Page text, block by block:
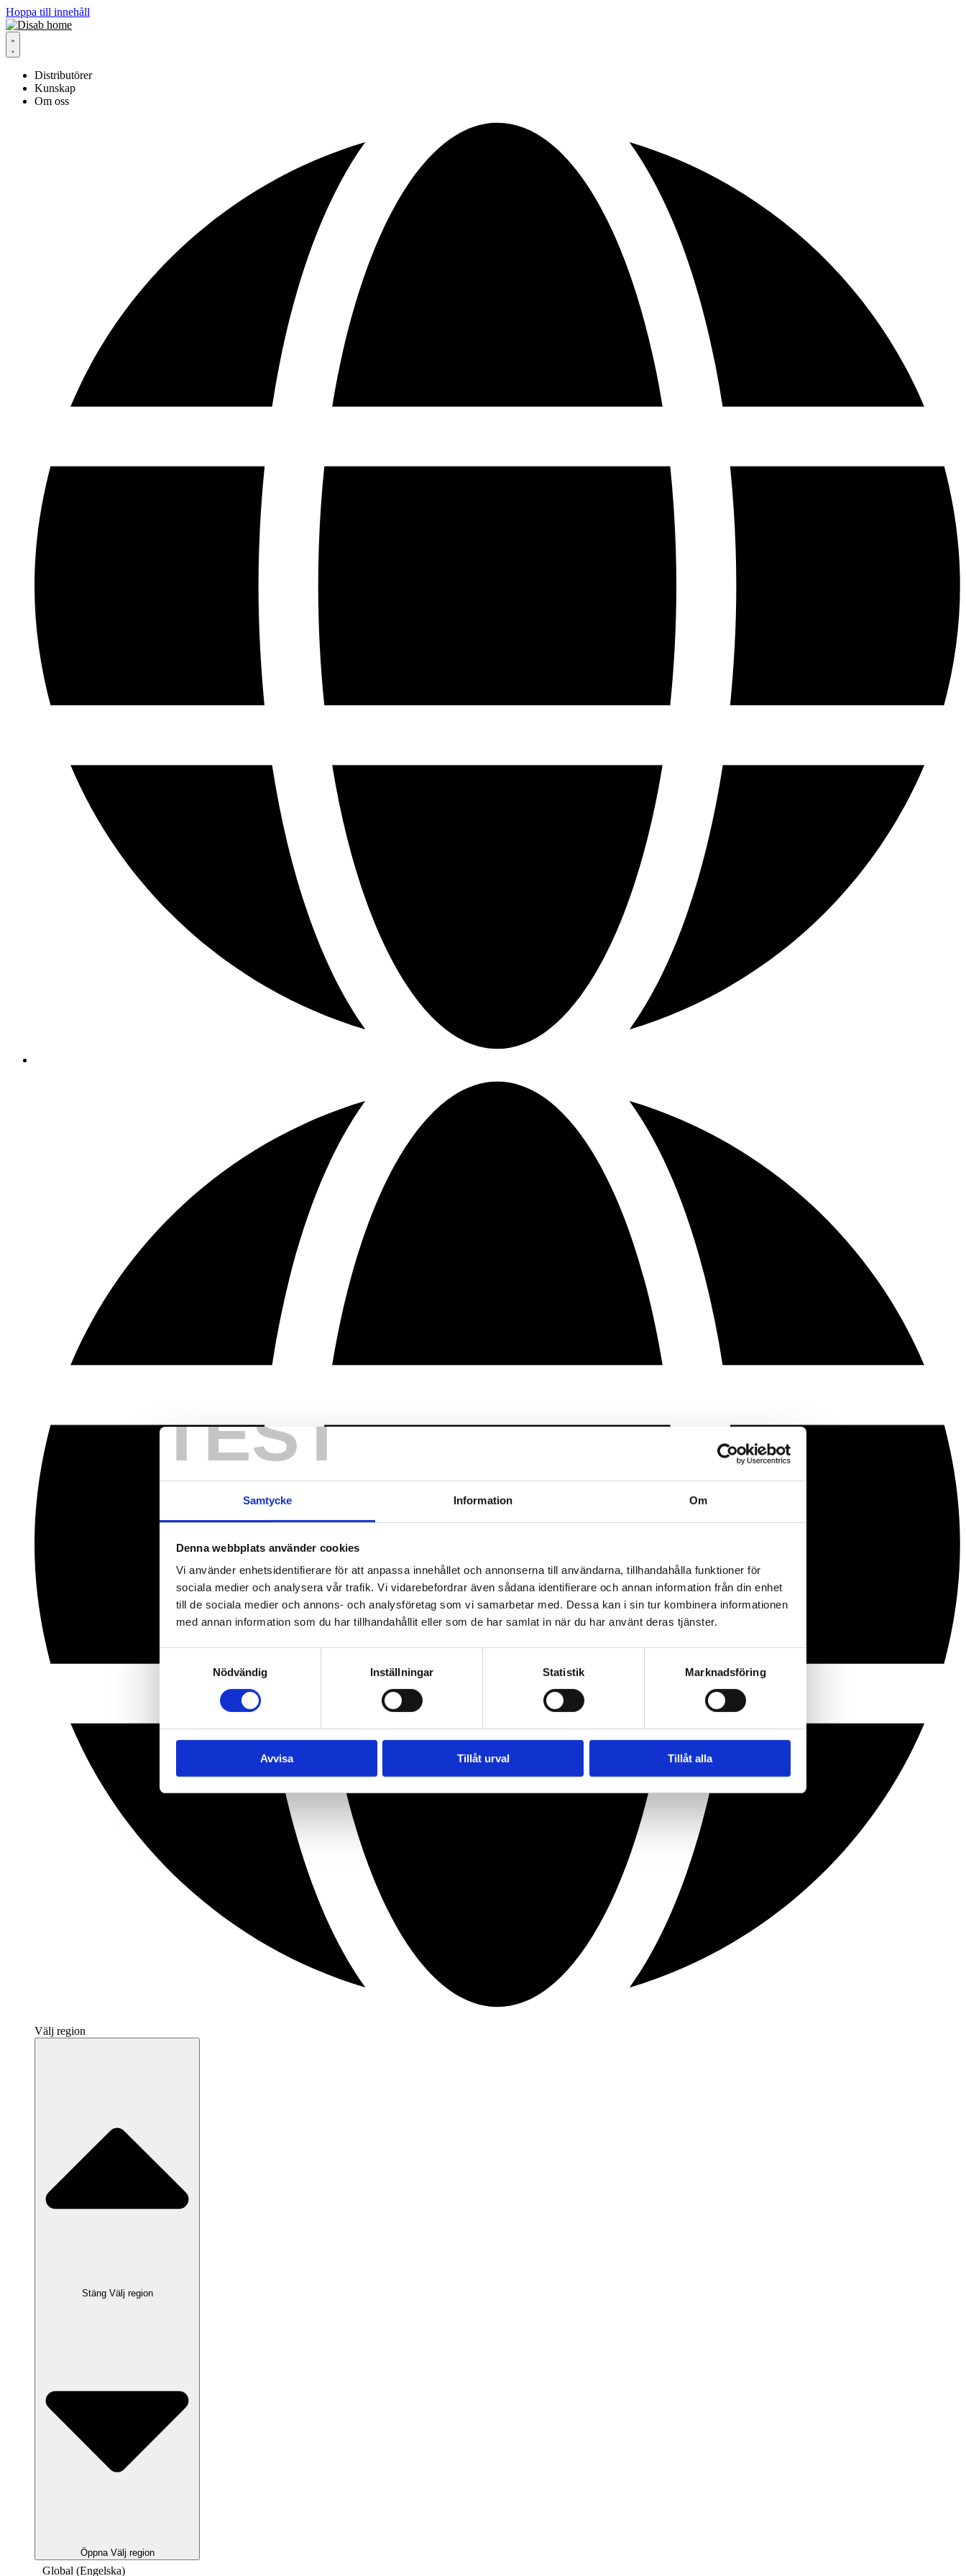
TEST
Samtycke Information Om
Denna webbplats använder cookies
Vi använder enhetsidentifierare för att anpassa innehållet och annonserna till användarna, tillhandahålla funktioner för
sociala medier och analysera vår trafik. Vi vidarebefordrar även sådana identifierare och annan information från din enhet
till de sociala medier och annons- och analysföretag som vi samarbetar med. Dessa kan i sin tur kombinera informationen
med annan information som du har tillhandahållit eller som de har samlat in när du har använt deras tjänster.
Nödvändig
Inställningar Statistik Marknadsföring
Avvisa Tillåt urval Tillåt alla
Hoppa till innehåll
Distributörer
Kunskap
Om oss
Välj region
Stäng Välj region
Öppna Välj region
Global (Engelska)